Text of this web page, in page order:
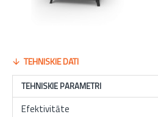
TEHNISKIE DATI
TEHNISKIE PARAMETRI
Efektivitāte